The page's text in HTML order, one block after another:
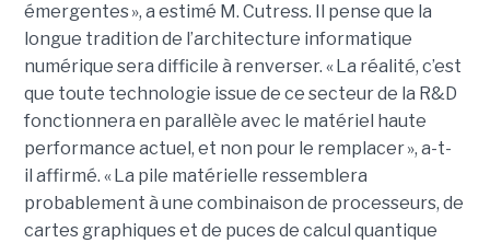
émergentes », a estimé M. Cutress. Il pense que la
longue tradition de l’architecture informatique
numérique sera difficile à renverser. « La réalité, c’est
que toute technologie issue de ce secteur de la R&D
fonctionnera en parallèle avec le matériel haute
performance actuel, et non pour le remplacer », a-t-
il affirmé. « La pile matérielle ressemblera
probablement à une combinaison de processeurs, de
cartes graphiques et de puces de calcul quantique